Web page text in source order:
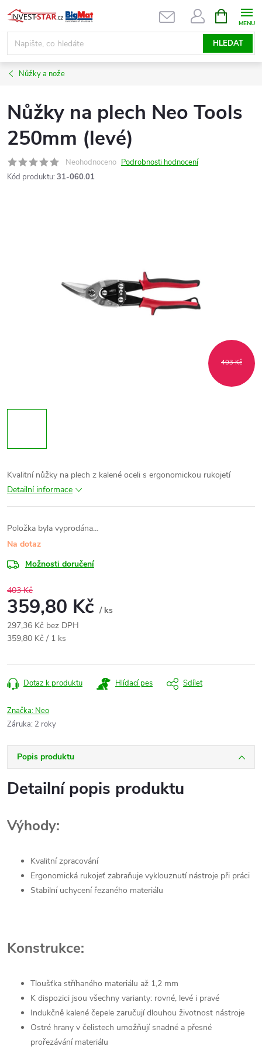
Přejít
na
obsah
HLEDAT
NÁKUPNÍ
KOŠÍK
Nůžky a nože
Nůžky na plech Neo Tools
250mm (levé)
Neohodnoceno Podrobnosti hodnocení
Kód produktu: 31-060.01
403 Kč
Kvalitní nůžky na plech z kalené oceli s ergonomickou rukojetí
Detailní informace
Položka byla vyprodána…
Na dotaz
Možnosti doručení
403 Kč
359,80 Kč / ks
297,36 Kč bez DPH
Měrná
359,80 Kč / 1 ks
Dotaz k produktu Hlídací pes Sdílet
Značka: Neo
Záruka: 2 roky
Popis produktu
Detailní popis produktu
Výhody:
Kvalitní zpracování
Ergonomická rukojeť zabraňuje vyklouznutí nástroje při práci
Stabilní uchycení řezaného materiálu
Konstrukce:
Tloušťka stříhaného materiálu až 1,2 mm
K dispozici jsou všechny varianty: rovné, levé i pravé
Indukčně kalené čepele zaručují dlouhou životnost nástroje
Ostré hrany v čelistech umožňují snadné a přesné
prořezávání materiálu